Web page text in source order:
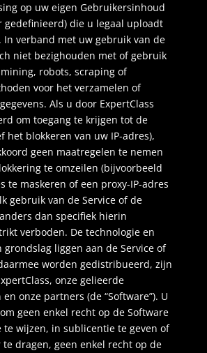
op uw eigen Gebruikersinhoud
gedefinieerd) die u legaal uploadt
In verband met uw gebruik van de
niet bezighouden met of gebruik
robots, scraping of
voor het verzamelen of
Als u door ExpertClass
om toegang te krijgen tot de
het blokkeren van uw IP-adres),
geen maatregelen te nemen
te omzeilen (bijvoorbeeld
te maskeren of een proxy-IP-adres
gebruik van de Service of de
dan specifiek hierin
verboden. De technologie en
liggen aan de Service of
worden gedistribueerd, zijn
onze gelieerde
onze partners (de “Software”). U
geen enkel recht op de Software
te wijzen, in sublicentie te geven of
dragen, geen enkel recht op de